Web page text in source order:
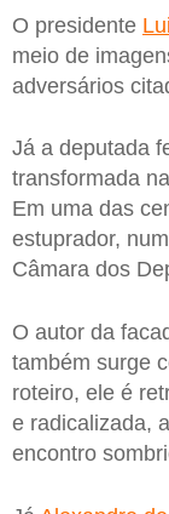
O presidente
meio de
adversários
Já a deputada
transformada
Em uma das
estuprador,
Câmara dos
O autor da
também surge
roteiro, ele é
e radicalizada,
encontro